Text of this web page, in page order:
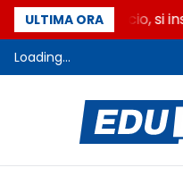
ULTIMA ORA
Riforma del calcio, si
Loading...